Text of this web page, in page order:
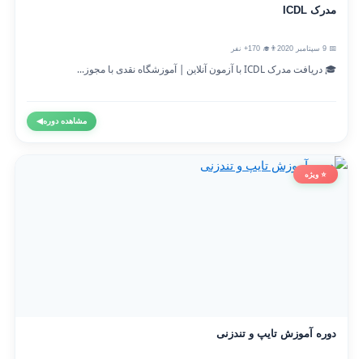
مدرک ICDL
👨‍🎓 170+ نفر
🎓 دریافت مدرک ICDL با آزمون آنلاین | آموزشگاه نقدی با مجوز...
مشاهده دوره◀
⭐ ویژه
دوره آموزش تایپ و تندزنی